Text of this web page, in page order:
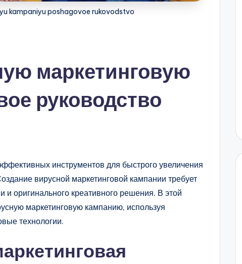
kampaniyu poshagovoe rukovodstvo
маркетинговую
руководство
инструментов для быстрого увеличения
вирусной маркетинговой кампании требует
и оригинального креативного решения. В этой
маркетинговую кампанию, используя
технологии.